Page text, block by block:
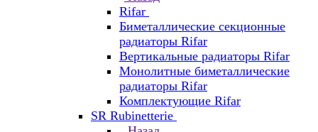
Rifar
Биметаллические секционные
радиаторы Rifar
Вертикальные радиаторы Rifar
Монолитные биметаллические
радиаторы Rifar
Комплектующие Rifar
SR Rubinetterie